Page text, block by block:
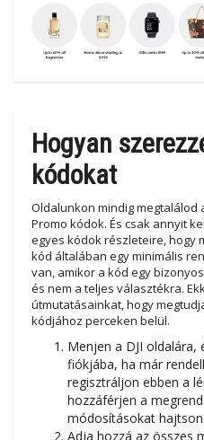
Hogyan
kódokat
Oldalunkon mindig megtalálod
Promo kódok. És csak annyit
egyes kódok részleteire, hogy
kód általában egy minimális
van, amikor a kód egy
és nem a teljes választékra.
útmutatásainkat, hogy
kódjához perceken belül.
Menjen a DJI
fiókjába, ha már
regisztráljon ebben a
hozzáférjen a
módosításokat
Adja hozzá az összes